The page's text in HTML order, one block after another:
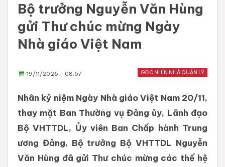
Bộ trưởng Nguyễn Văn Hùng
gửi Thư chúc mừng Ngày
Nhà giáo Việt Nam
GÓC NHÌN NHÀ QUẢN LÝ
19/11/2025 - 08:57
Nhân kỷ niệm Ngày Nhà giáo Việt Nam 20/11,
thay mặt Ban Thường vụ Đảng ủy, Lãnh đạo
Bộ VHTTDL, Ủy viên Ban Chấp hành Trung
ương Đảng, Bộ trưởng Bộ VHTTDL Nguyễn
Văn Hùng đã gửi Thư chúc mừng các thế hệ